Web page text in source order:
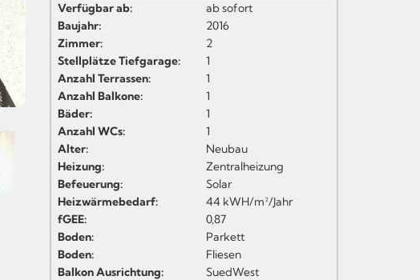
Verfügbar ab:
ab sofort
Baujahr:
2016
Zimmer:
2
Stellplätze Tiefgarage:
1
Anzahl Terrassen:
1
Anzahl Balkone:
1
Bäder:
1
Anzahl WCs:
1
Alter:
Neubau
Heizung:
Zentralheizung
Befeuerung:
Solar
Heizwärmebedarf:
44 kWH/m²/Jahr
fGEE:
0,87
Boden:
Parkett
Boden:
Fliesen
Balkon Ausrichtung:
SuedWest